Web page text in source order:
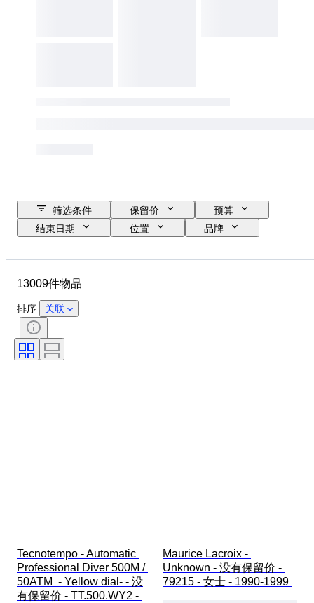
筛选条件 保留价
预算
结束日期
位置
品牌
状态
课题
颜色
时代
原创作品／复制品
13009件物品
排序 关联
Tecnotempo - Automatic
Professional Diver 500M /
50ATM  - Yellow dial- - 没
有保留价 - TT.500.WY2 -
Maurice Lacroix -
Unknown - 没有保留价 -
79215 - 女士 - 1990-1999